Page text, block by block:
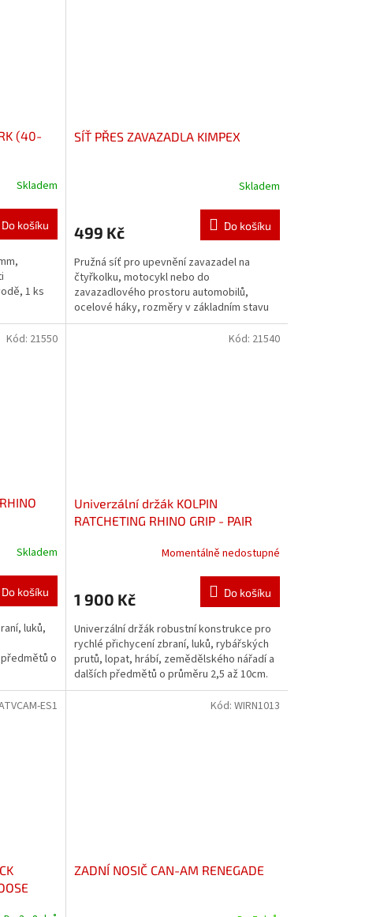
(40-
Skladem
Do košíku
1 ks
SÍŤ PŘES ZAVAZADLA KIMPEX
Skladem
499 Kč Do košíku
Pružná síť pro upevnění zavazadel na
čtyřkolku, motocykl nebo do
zavazadlového prostoru automobilů,
ocelové háky, rozměry v základním stavu
38 x 76 cm
Skladem
Do košíku
luků,
o
Kód: 21550
Univerzální držák KOLPIN
RATCHETING RHINO GRIP - PAIR
Momentálně nedostupné
1 900 Kč Do košíku
Univerzální držák robustní konstrukce pro
rychlé přichycení zbraní, luků, rybářských
prutů, lopat, hrábí, zemědělského nářadí a
dalších předmětů o průměru 2,5 až 10cm.
Sada 2ks...
Kód: 21540
ES1
ZADNÍ NOSIČ CAN-AM RENEGADE
Kód: WIRN1013